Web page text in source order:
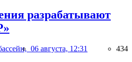
разрабатывают
06 августа, 12:31 434